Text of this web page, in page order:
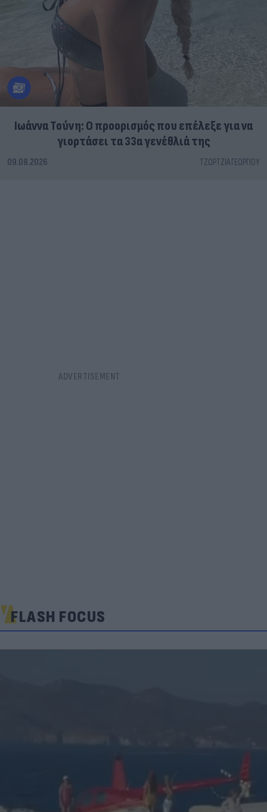
Ιωάννα Τούνη: Ο προορισμός που επέλεξε για να
γιορτάσει τα 33α γενέθλιά της
09.08.2026 ΤΖΏΡΤΖΙΑ ΓΕΩΡΓΊΟΥ
FLASH FOCUS